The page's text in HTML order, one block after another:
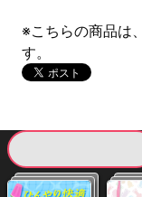
※こちらの商品は
す。